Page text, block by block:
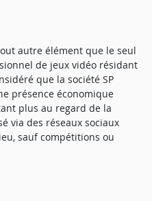
autre élément que le seul
de jeux vidéo résidant
que la société SP
présence économique
plus au regard de la
via des réseaux sociaux
sauf compétitions ou